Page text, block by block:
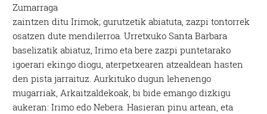
Zumarraga
zaintzen ditu Irimok; gurutzetik abiatuta, zazpi tontorrek
osatzen dute mendilerroa. Urretxuko Santa Barbara
baselizatik abiatuz, Irimo eta bere zazpi puntetarako
igoerari ekingo diogu, aterpetxearen atzealdean hasten
den pista jarraituz. Aurkituko dugun lehenengo
mugarriak, Arkaitzaldekoak, bi bide emango dizkigu
aukeran: Irimo edo Nebera. Hasieran pinu artean, eta